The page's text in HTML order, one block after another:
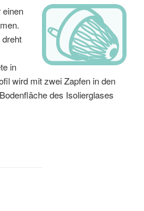
einen
in
wird mit zwei Zapfen in den
des Isolierglases